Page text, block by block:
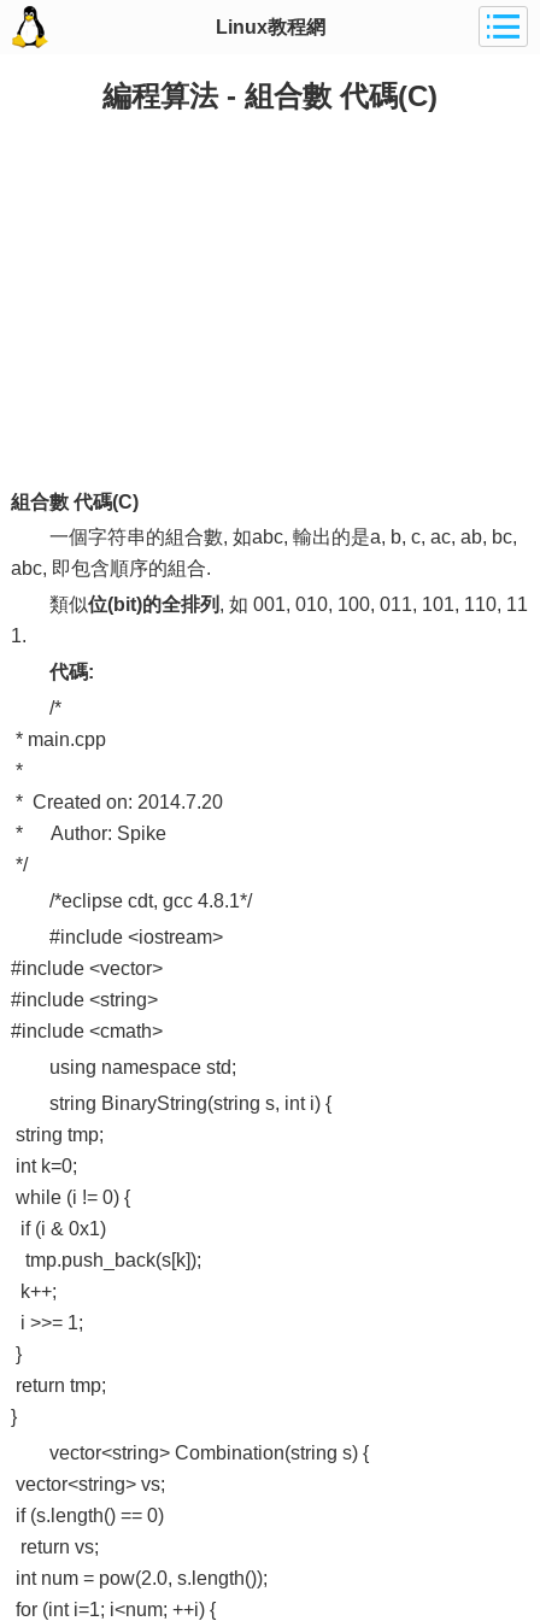
Linux教程網
編程算法 - 組合數 代碼(C)
組合數 代碼(C)
一個字符串的組合數, 如abc, 輸出的是a, b, c, ac, ab, bc,
abc, 即包含順序的組合.
類似位(bit)的全排列 , 如 001, 010, 100, 011, 101, 110, 11
1.
代碼:
/*
* main.cpp
*
* Created on: 2014.7.20
* Author: Spike
*/
/*eclipse cdt, gcc 4.8.1*/
#include <iostream>
#include <vector>
#include <string>
#include <cmath>
using namespace std;
string BinaryString(string s, int i) {
string tmp;
int k=0;
while (i != 0) {
if (i & 0x1)
tmp.push_back(s[k]);
k++;
i >>= 1;
}
return tmp;
}
vector<string> Combination(string s) {
vector<string> vs;
if (s.length() == 0)
return vs;
int num = pow(2.0, s.length());
for (int i=1; i<num; ++i) {